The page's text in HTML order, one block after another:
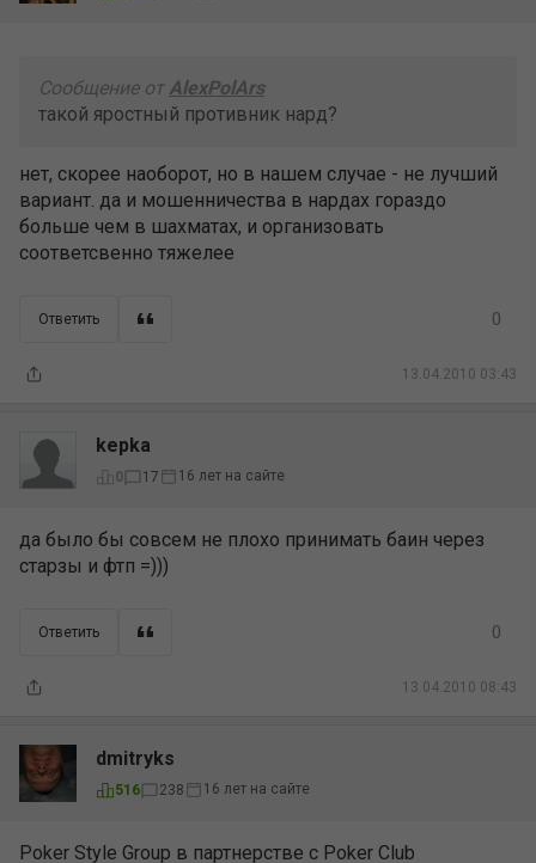
Сообщение от AlexPolArs
такой яростный противник нард?
нет, скорее наоборот, но в нашем случае - не лучший
вариант. да и мошенничества в нардах гораздо
больше чем в шахматах, и организовать
соответсвенно тяжелее
Ответить
13.04.2010 03:43
0
kepka
0 17 16 лет на сайте
да было бы совсем не плохо принимать баин через
старзы и фтп =)))
Ответить
13.04.2010 08:43
0
dmitryks
516 238 16 лет на сайте
Poker Style Group в партнерстве с Poker Club